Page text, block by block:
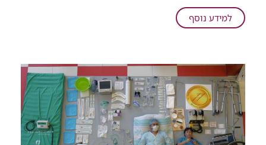
מניגריה,
אושפז
כחולה
מלריה
למידע נוסףעל
צעיר
אושפז
ברמב"ם
ואובחן
כחולה
מלריה